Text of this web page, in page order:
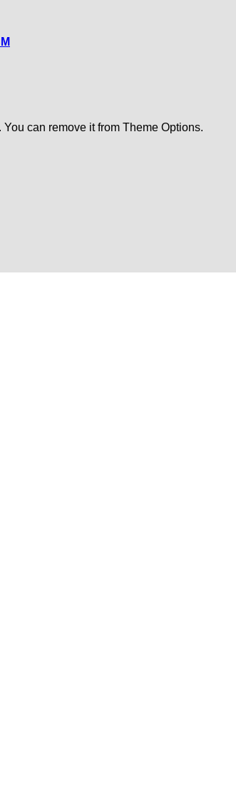
can remove it from Theme Options.